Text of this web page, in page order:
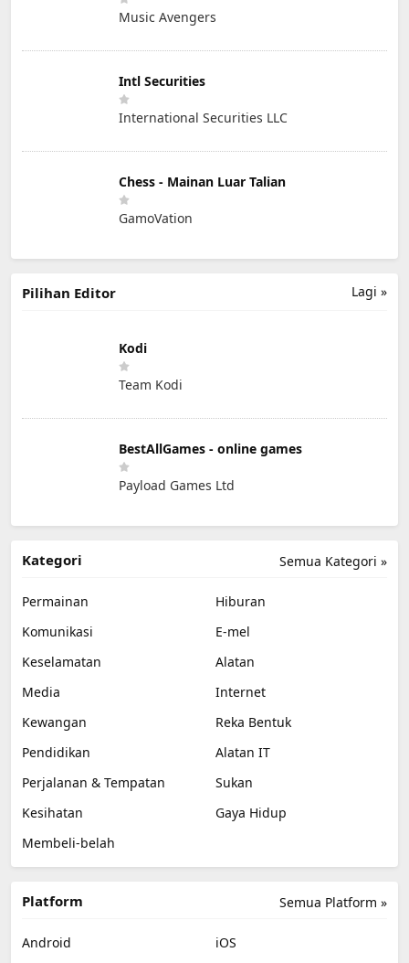
Music Avengers
Intl Securities
International Securities LLC
Chess - Mainan Luar Talian
GamoVation
Lagi »
Pilihan Editor
Kodi
Team Kodi
BestAllGames - online games
Payload Games Ltd
Semua Kategori »
Kategori
Permainan
Hiburan
Komunikasi
E-mel
Keselamatan
Alatan
Media
Internet
Kewangan
Reka Bentuk
Pendidikan
Alatan IT
Perjalanan & Tempatan
Sukan
Kesihatan
Gaya Hidup
Membeli-belah
Semua Platform »
Platform
Android
iOS